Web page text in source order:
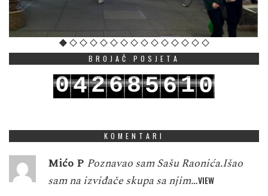
BROJAČ POSJETA
042685610
KOMENTARI
Mićo P Poznavao sam Sašu Raonića.Išao
sam na izviđače skupa sa njim…VIEW